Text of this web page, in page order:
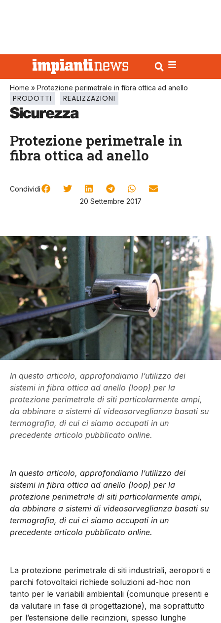
Home » Protezione perimetrale in fibra ottica ad anello
PRODOTTI REALIZZAZIONI
Protezione perimetrale in
fibra ottica ad anello
Condividi
20 Settembre 2017
In questo articolo, approfondiamo l’utilizzo dei
sistemi in fibra ottica ad anello (loop) per la
protezione perimetrale di siti particolarmente ampi,
da abbinare a sistemi di videosorveglianza basati su
termografia, di cui ci siamo occupati in un
precedente articolo pubblicato online.
In questo articolo, approfondiamo l’utilizzo dei
sistemi in fibra ottica ad anello (loop) per la
protezione perimetrale di siti particolarmente ampi,
da abbinare a sistemi di videosorveglianza basati su
termografia, di cui ci siamo occupati in un
precedente articolo pubblicato online.
La protezione perimetrale di siti industriali, aeroporti e
parchi fotovoltaici richiede soluzioni ad-hoc non
tanto per le variabili ambientali (comunque presenti e
da valutare in fase di progettazione), ma soprattutto
per l’estensione delle recinzioni, spesso lunghe